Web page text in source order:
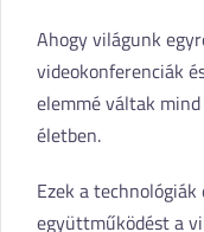
Ahogy világunk
videokonferenciák
elemmé váltak
életben.
Ezek a
együttműködést a